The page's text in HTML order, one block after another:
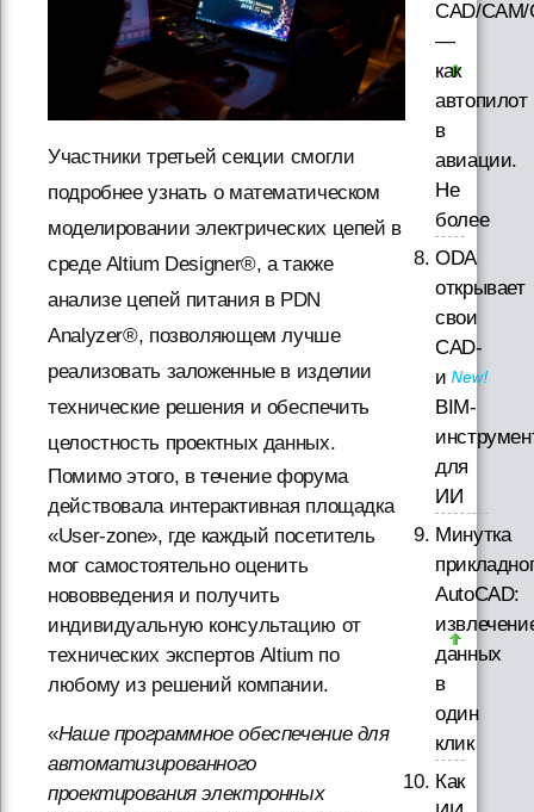
Участники третьей секции смогли
подробнее узнать о математическом
моделировании электрических цепей в
среде Altium Designer®, а также
анализе цепей питания в PDN
Analyzer®, позволяющем лучше
реализовать заложенные в изделии
технические решения и обеспечить
целостность проектных данных.
Помимо этого, в течение форума
действовала интерактивная площадка
«User-zone», где каждый посетитель
мог самостоятельно оценить
нововведения и получить
индивидуальную консультацию от
технических экспертов Altium по
любому из решений компании.
«Наше программное обеспечение для
автоматизированного
проектирования электронных
CAD/
—
как
автопилот
в
авиации.
Не
более
ODA
открывает
свои
CAD-
и
BIM-
для
ИИ
Минутка
AutoCAD:
данных
в
один
клик
Как